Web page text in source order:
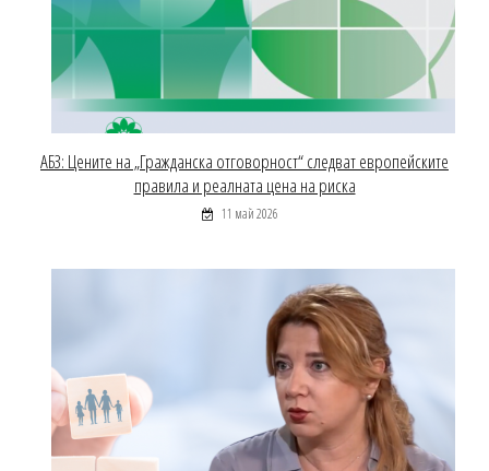
АБЗ: Цените на „Гражданска отговорност“ следват европейските
правила и реалната цена на риска
11 май 2026